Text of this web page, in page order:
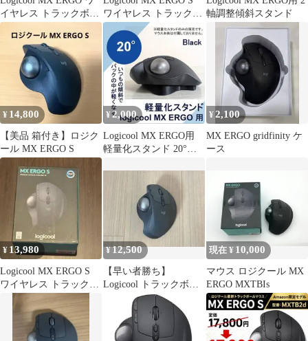
イヤレス トラックボー
ル 本体
ワイヤレス トラックボ
ール
軸調整傾斜スタンド
¥ 14,800
【美品 箱付き】ロジク
ール MX ERGO S
¥ 2,000
Logicool MX ERGO用
軽量化スタンド 20°ブ
¥2,100
MX ERGO gridfinity ケ
ース
¥ 13,980
Logicool MX ERGO S
ワイヤレス トラックボ
ール 本体
¥12,500
【早い者勝ち】
Logicool トラックボー
ルマウス MX ERGO
現在 ¥ 10,000
マウス ロジクール MX
ERGO MXTBIs